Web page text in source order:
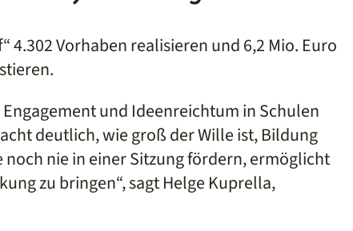
4.302 Vorhaben realisieren und 6,2 Mio. Euro
und Ideenreichtum in Schulen
deutlich, wie groß der Wille ist, Bildung
nie in einer Sitzung fördern, ermöglicht
zu bringen“, sagt Helge Kuprella,